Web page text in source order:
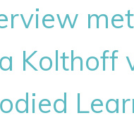
met
Kolthoff